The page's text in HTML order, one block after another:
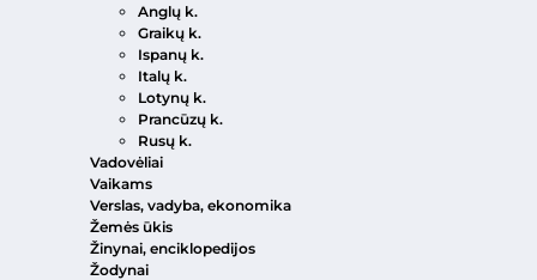
Anglų k.
Graikų k.
Ispanų k.
Italų k.
Lotynų k.
Prancūzų k.
Rusų k.
Vadovėliai
Vaikams
Verslas, vadyba, ekonomika
Žemės ūkis
Žinynai, enciklopedijos
Žodynai